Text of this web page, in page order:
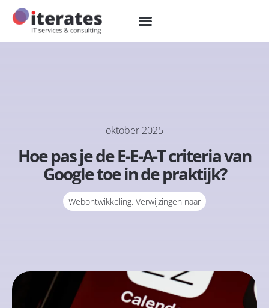
oktober 2025
Hoe pas je de E-E-A-T criteria van
Google toe in de praktijk?
Webontwikkeling, Verwijzingen naar